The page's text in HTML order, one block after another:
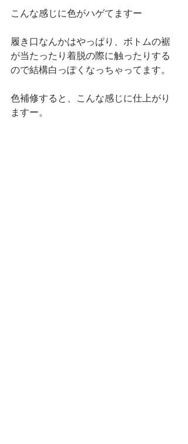
こんな感じに色がハゲてますー
履き口なんかはやっぱり、ボトムの裾
が当たったり着脱の際に触ったりする
ので結構白っぽくなっちゃってます。
色補修すると、こんな感じに仕上がり
ますー。